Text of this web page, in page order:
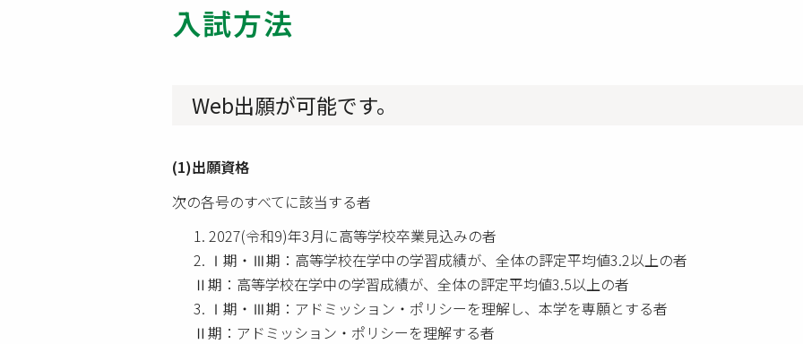
入試方法
Web出願が可能です。
(1)出願資格
次の各号のすべてに該当する者
2027(令和9)年3月に高等学校卒業見込みの者
Ⅰ期・Ⅲ期：高等学校在学中の学習成績が、全体の評定平均値3.2以上の者
Ⅱ期：高等学校在学中の学習成績が、全体の評定平均値3.5以上の者
Ⅰ期・Ⅲ期：アドミッション・ポリシーを理解し、本学を専願とする者
Ⅱ期：アドミッション・ポリシーを理解する者